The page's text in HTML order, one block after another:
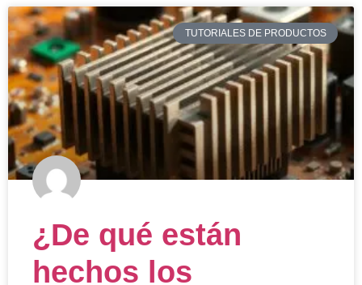
TUTORIALES DE PRODUCTOS
¿De qué están
hechos los